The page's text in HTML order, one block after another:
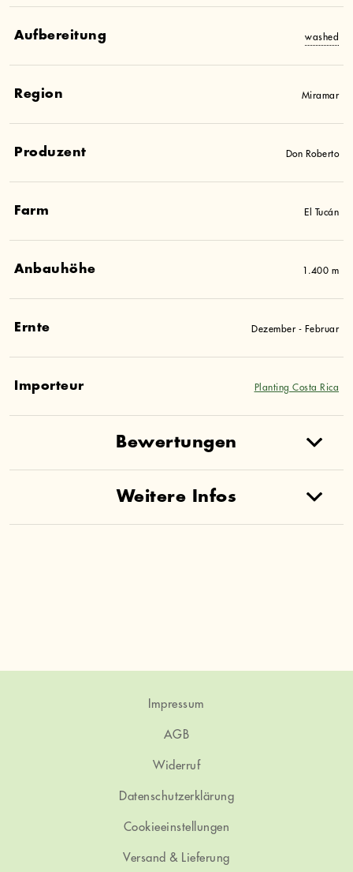
Aufbereitung washed
Region Miramar
Produzent Don Roberto
Farm El Tucán
Anbauhöhe 1.400 m
Ernte Dezember - Februar
Importeur Planting Costa Rica
Weitere Infos
Bewertungen
Impressum
AGB
Widerruf
Datenschutzerklärung
Cookieeinstellungen
Versand & Lieferung